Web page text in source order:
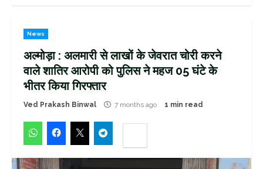
News
अल्मोड़ा : अलमारी से लाखों के जेवरात चोरी करने
वाले शातिर आरोपी को पुलिस ने महज 05 घंटे के
भीतर किया गिरफ्तार
Ved Prakash Binwal 7 months ago 1 min read